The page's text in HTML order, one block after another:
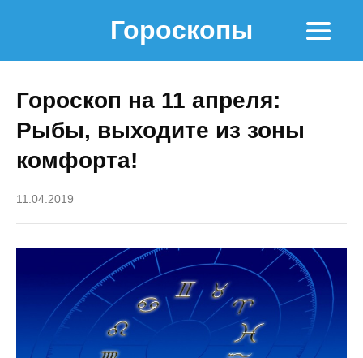
Гороскопы
Гороскоп на 11 апреля:
Рыбы, выходите из зоны
комфорта!
11.04.2019